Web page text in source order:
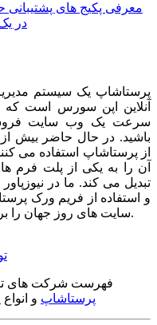
معرفی پکیج های
در
پرستاشاپ یک سیستم
آنلاین اپن سورس است
سرعت یک وب سایت
از پرستاشاپ استفاده می
آن را به یکی از پلت فرم
تبدیل می کند. ما در
و استفاده از فریم ورک
سایت های روز جهان را برای شما طراحی می کنیم.
فهرست شرکت های
پرستاشاپ و انواع